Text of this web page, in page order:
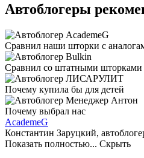
Автоблогеры
Сравнил наши шторки с
Сравнил со штатными шторками
Почему купила бы для детей
Почему выбрал нас
AcademeG
Константин Заруцкий,
Показать полностью... Скрыть